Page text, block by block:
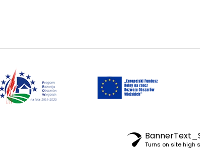
Turns on site high